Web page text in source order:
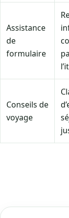
Assistance
de
formulaire
Conseils de
voyage